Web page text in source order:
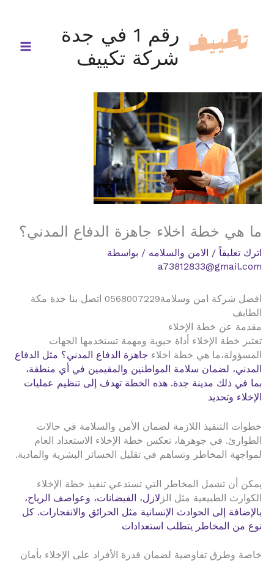
المحتوى
رقم 1 في جدة
شركة تكييف
ما هي خطة اخلاء جاهزة الدفاع المدني؟
اترك تعليقاً / الامن والسلامه / بواسطة
a73812833@gmail.com
افضل شركة امن وسلامة0568007229 اتصل بنا جدة مكة
الطايف
مقدمة عن خطة الإخلاء
تعتبر خطة الإخلاء أداة حيوية ومهمة تستخدمها الجهات
المسؤولة،ما هي خطة اخلاء جاهزة الدفاع المدني؟ مثل الدفاع
المدني، لضمان سلامة المواطنين والمقيمين في أي منطقة،
بما في ذلك مدينة جدة. هذه الخطة تهدف إلى تنظيم عمليات
الإخلاء وتحديد
خطوات التنفيذ اللازمة لضمان الأمن والسلامة في حالات
الطوارئ. في جوهرها، تعكس خطة الإخلاء الاستعداد العام
لمواجهة المخاطر وتساهم في تقليل الخسائر البشرية والمادية.
يمكن أن تشمل المخاطر التي تستدعي تنفيذ خطة الإخلاء
الكوارث الطبيعية مثل الز لازل، الفيضانات، وعواصف الرياح،
بالإضافة إلى الحوادث الإنسانية مثل الحرائق والانفجارات. كل
نوع من المخاطر يتطلب استعدادات
خاصة وطرق تفاوضية لضمان قدرة الأفراد على الإخلاء بأمان